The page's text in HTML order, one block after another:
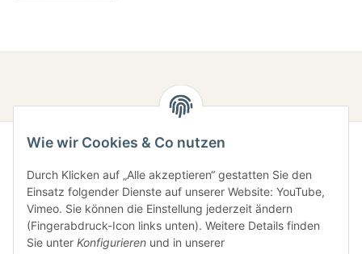
Gesetzliche Informationen
Wie wir Cookies & Co nutzen
Durch Klicken auf „Alle akzeptieren“ gestatten Sie den
Einsatz folgender Dienste auf unserer Website: YouTube,
Vimeo. Sie können die Einstellung jederzeit ändern
(Fingerabdruck-Icon links unten). Weitere Details finden
Sie unter Konfigurieren und in unserer